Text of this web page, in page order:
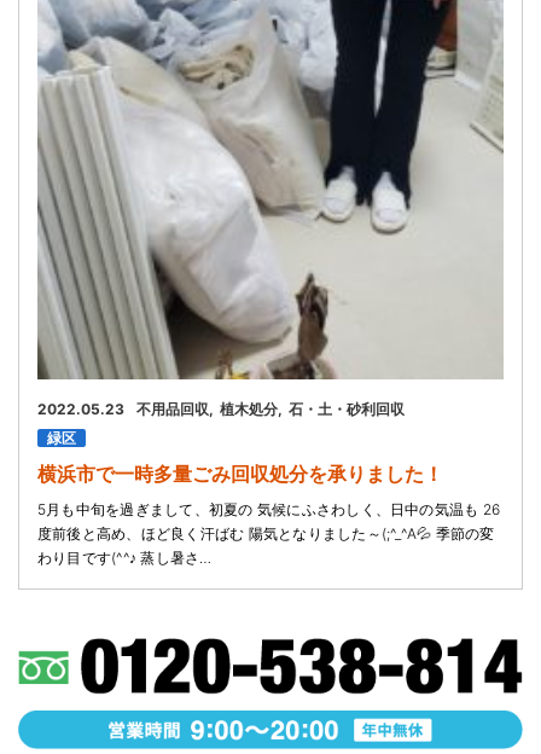
2022.05.23 不用品回収 植木処分 石・土・砂利回収
緑区
横浜市で一時多量ごみ回収処分を承りました！
5月も中旬を過ぎまして、初夏の 気候にふさわしく、日中の気温も 26
度前後と高め、ほど良く汗ばむ 陽気となりました～(;^_^A💦 季節の変
わり目です(^^♪ 蒸し暑さ…